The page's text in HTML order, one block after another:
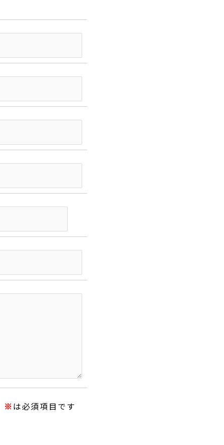
※は必須項目です